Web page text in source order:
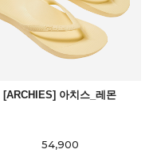
[ARCHIES] 아치스_레몬
54,900